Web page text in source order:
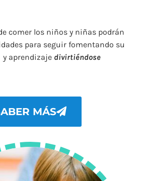
comer los niños y niñas podrán
para seguir fomentando su
aprendizaje divirtiéndose
MÁS